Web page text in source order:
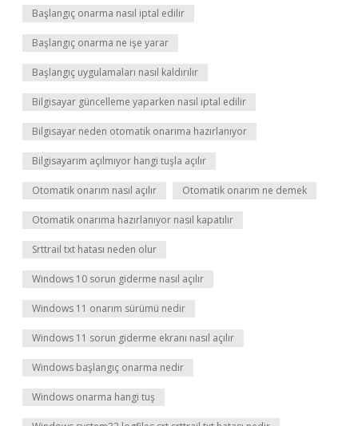
Başlangıç onarma nasıl iptal edilir
Başlangıç onarma ne işe yarar
Başlangıç uygulamaları nasıl kaldırılır
Bilgisayar güncelleme yaparken nasıl iptal edilir
Bilgisayar neden otomatik onarıma hazırlanıyor
Bilgisayarım açılmıyor hangi tuşla açılır
Otomatik onarım nasıl açılır Otomatik onarım ne demek
Otomatik onarıma hazırlanıyor nasıl kapatılır
Srttrail txt hatası neden olur
Windows 10 sorun giderme nasıl açılır
Windows 11 onarım sürümü nedir
Windows 11 sorun giderme ekranı nasıl açılır
Windows başlangıç onarma nedir
Windows onarma hangi tuş